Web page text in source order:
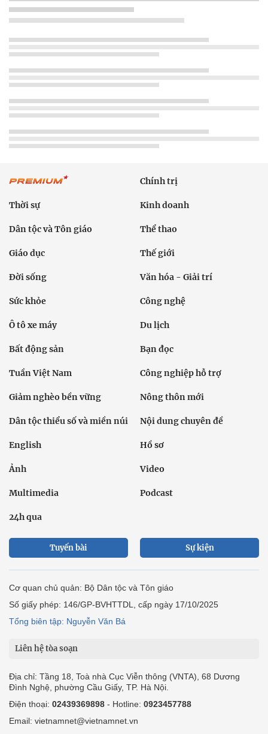
Chính trị
Thời sự Kinh doanh
Dân tộc và Tôn giáo Thể thao
Giáo dục Thế giới
Đời sống Văn hóa - Giải trí
Sức khỏe Công nghệ
Ô tô xe máy Du lịch
Bất động sản Bạn đọc
Tuần Việt Nam Công nghiệp hỗ trợ
Giảm nghèo bền vững Nông thôn mới
Dân tộc thiểu số và miền núi Nội dung chuyên đề
English Hồ sơ
Ảnh Video
Multimedia Podcast
24h qua
Tuyến bài Sự kiện
Cơ quan chủ quản: Bộ Dân tộc và Tôn giáo
Số giấy phép: 146/GP-BVHTTDL, cấp ngày 17/10/2025
Tổng biên tập: Nguyễn Văn Bá
Liên hệ tòa soạn
Địa chỉ: Tầng 18, Toà nhà Cục Viễn thông (VNTA), 68 Dương
Đình Nghệ, phường Cầu Giấy, TP. Hà Nội.
Điện thoại: 02439369898 - Hotline: 0923457788
Email: vietnamnet@vietnamnet.vn